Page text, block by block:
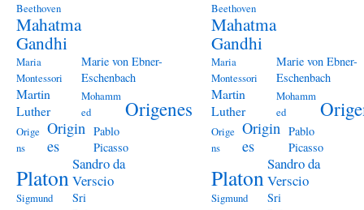
Beethoven
Mahatma
Gandhi
Maria
Montessori
Marie von Ebner-
Eschenbach
Martin
Luther
Mohamm
ed
Origenes
Orige
ns
Origin
es
Pablo
Picasso
Platon
Sandro da
Verscio
Sigmund
Sri
Beethoven
Mahatma
Gandhi
Maria
Montessori
Marie von Ebner-
Eschenbach
Martin
Luther
Mohamm
ed
Orige
ns
Origin
es
Pablo
Picasso
Platon
Sandro da
Verscio
Sigmund
Sri